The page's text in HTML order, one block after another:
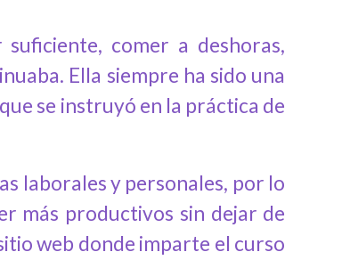
comer a deshoras,
Ella siempre ha sido una
se instruyó en la práctica de
laborales y personales, por lo
más productivos sin dejar de
web donde imparte el curso